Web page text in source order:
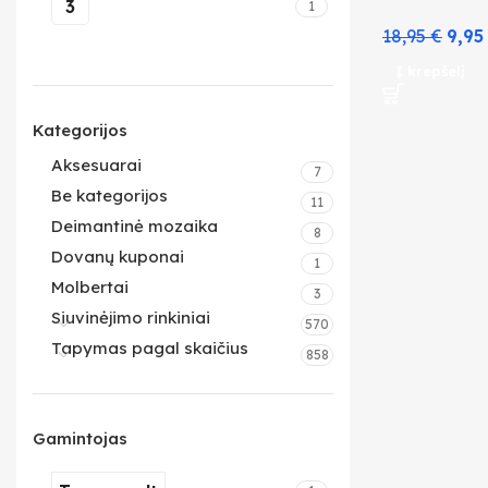
3 1
Kategorijos
Aksesuarai
7
Be kategorijos 11
Deimantinė mozaika 8
Dovanų kuponai 1
Molbertai 3
Siuvinėjimo rinkiniai 570
Tapymas pagal skaičius 858
Gamintojas
18,95€ 9,95